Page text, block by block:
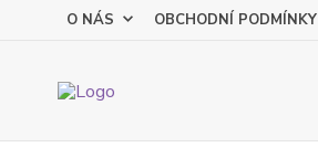
O NÁS OBCHODNÍ PODMÍNKY